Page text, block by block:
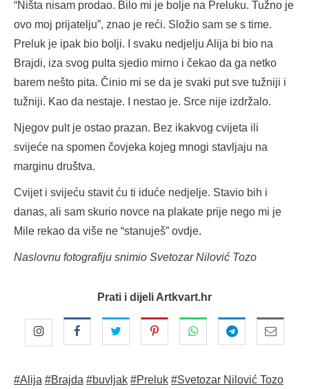
“Ništa nisam prodao. Bilo mi je bolje na Preluku. Tužno je
ovo moj prijatelju”, znao je reći. Složio sam se s time.
Preluk je ipak bio bolji. I svaku nedjelju Alija bi bio na
Brajdi, iza svog pulta sjedio mirno i čekao da ga netko
barem nešto pita. Činio mi se da je svaki put sve tužniji i
tužniji. Kao da nestaje. I nestao je. Srce nije izdržalo.
Njegov pult je ostao prazan. Bez ikakvog cvijeta ili
svijeće na spomen čovjeka kojeg mnogi stavljaju na
marginu društva.
Cvijet i svijeću stavit ću ti iduće nedjelje. Stavio bih i
danas, ali sam skurio novce na plakate prije nego mi je
Mile rekao da više ne “stanuješ” ovdje.
Naslovnu fotografiju snimio Svetozar Nilović Tozo
Prati i dijeli Artkvart.hr
#Alija #Brajda #buvljak #Preluk #Svetozar Nilović Tozo